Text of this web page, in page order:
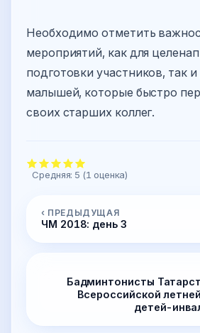
Необходимо отметить
мероприятий, как для
подготовки участников, так
малышей, которые быстро
своих старших коллег.
Средняя: 5 (1 оценка)
‹ ПРЕДЫДУЩАЯ
ЧМ 2018: день 3
Бадминтонисты
Всероссийской
детей-